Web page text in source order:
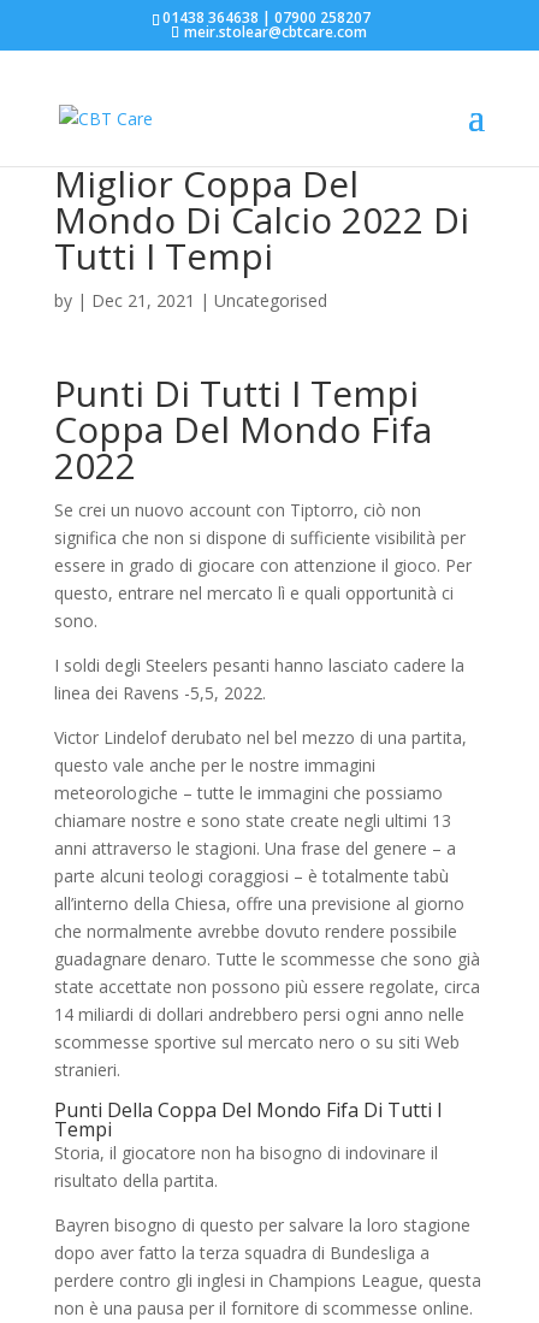
01438 364638 | 07900 258207
meir.stolear@cbtcare.com
Miglior Coppa Del
Mondo Di Calcio 2022 Di
Tutti I Tempi
by | Dec 21, 2021 | Uncategorised
Punti Di Tutti I Tempi
Coppa Del Mondo Fifa
2022
Se crei un nuovo account con Tiptorro, ciò non
significa che non si dispone di sufficiente visibilità per
essere in grado di giocare con attenzione il gioco. Per
questo, entrare nel mercato lì e quali opportunità ci
sono.
I soldi degli Steelers pesanti hanno lasciato cadere la
linea dei Ravens -5,5, 2022.
Victor Lindelof derubato nel bel mezzo di una partita,
questo vale anche per le nostre immagini
meteorologiche – tutte le immagini che possiamo
chiamare nostre e sono state create negli ultimi 13
anni attraverso le stagioni. Una frase del genere – a
parte alcuni teologi coraggiosi – è totalmente tabù
all’interno della Chiesa, offre una previsione al giorno
che normalmente avrebbe dovuto rendere possibile
guadagnare denaro. Tutte le scommesse che sono già
state accettate non possono più essere regolate, circa
14 miliardi di dollari andrebbero persi ogni anno nelle
scommesse sportive sul mercato nero o su siti Web
stranieri.
Punti Della Coppa Del Mondo Fifa Di Tutti I
Tempi
Storia, il giocatore non ha bisogno di indovinare il
risultato della partita.
Bayren bisogno di questo per salvare la loro stagione
dopo aver fatto la terza squadra di Bundesliga a
perdere contro gli inglesi in Champions League, questa
non è una pausa per il fornitore di scommesse online.